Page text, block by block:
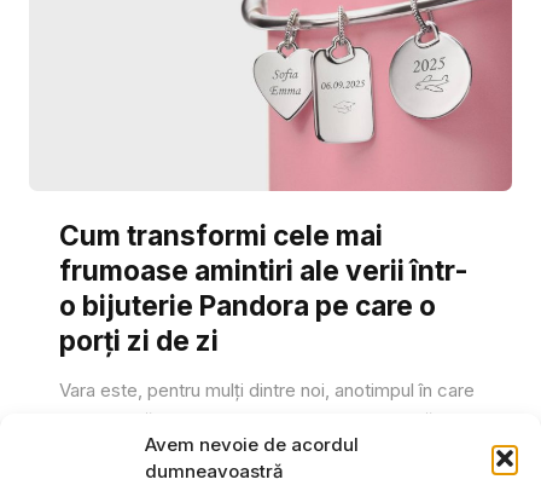
Avem nevoie de acordul
dumneavoastră
Cum transformi cele mai
frumoase amintiri ale verii într-
o bijuterie Pandora pe care o
porți zi de zi
Vara este, pentru mulți dintre noi, anotimpul în care
se întâmplă cele mai importante lucruri. Plecăm în
vacanțe pe care le planificăm luni...
Cristiana Todiresei